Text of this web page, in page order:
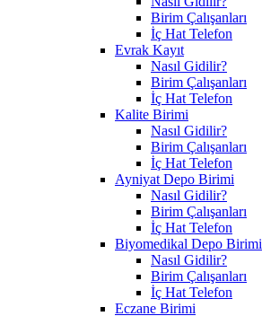
Birim Çalışanları
İç Hat Telefon
Evrak Kayıt
Nasıl Gidilir?
Birim Çalışanları
İç Hat Telefon
Kalite Birimi
Nasıl Gidilir?
Birim Çalışanları
İç Hat Telefon
Ayniyat Depo Birimi
Nasıl Gidilir?
Birim Çalışanları
İç Hat Telefon
Biyomedikal Depo Birimi
Nasıl Gidilir?
Birim Çalışanları
İç Hat Telefon
Eczane Birimi